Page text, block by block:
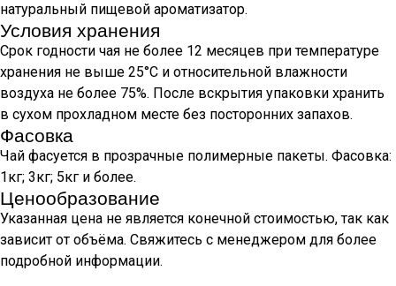
натуральный пищевой ароматизатор.
Условия хранения
Срок годности чая не более 12 месяцев при температуре
хранения не выше 25°С и относительной влажности
воздуха не более 75%. После вскрытия упаковки хранить
в сухом прохладном месте без посторонних запахов.
Фасовка
Чай фасуется в прозрачные полимерные пакеты. Фасовка:
1кг; 3кг; 5кг и более.
Ценообразование
Указанная цена не является конечной стоимостью, так как
зависит от объёма. Свяжитесь с менеджером для более
подробной информации.